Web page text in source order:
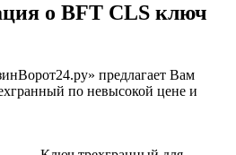
о BFT CLS ключ
предлагает Вам
по невысокой цене и